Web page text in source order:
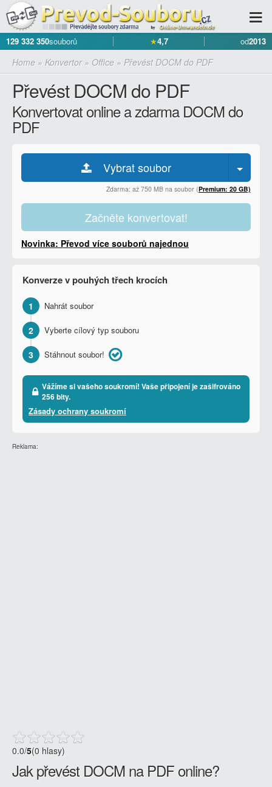
129 332 350souborů ★4,7 od2013
Home » Konvertor» Office » Převést DOCM do PDF
Převést DOCM do PDF
Konvertovat online a zdarma DOCM do
PDF
Vybrat soubor
Zdarma: až 750 MB na soubor (Premium: 20 GB)
Začněte konvertovat!
Novinka: Převod více souborů najednou
Konverze v pouhých třech krocích
1 Nahrát soubor
2 Vyberte cílový typ souboru
3 Stáhnout soubor!
Vážíme si vašeho soukromí! Vaše připojení je zašifrováno
256 bity.
Zásady ochrany soukromí
Reklama:
0.0/5(0 hlasy)
Jak převést DOCM na PDF online?